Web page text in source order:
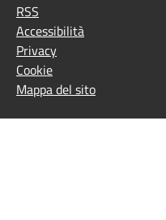
RSS
Accessibilità
Privacy
Cookie
Mappa del sito